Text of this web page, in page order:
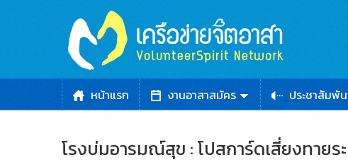
หน้าแรก งานอาสาสมัคร ประชาสัมพั
โรงบ่มอารมณ์สุข : โปสการ์ดเสี่ยงทาย